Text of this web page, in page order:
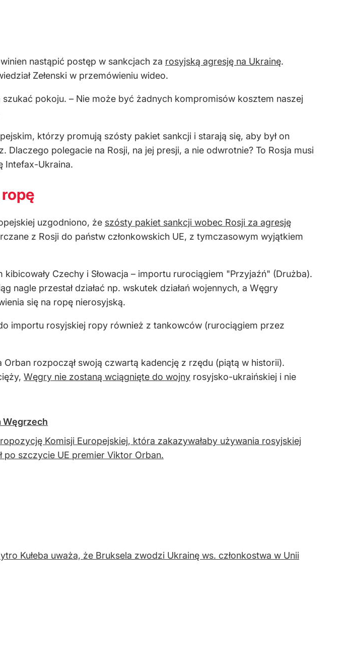
nastąpić postęp w sankcjach za rosyjską agresję na Ukrainę.
Zełenski w przemówieniu wideo.
szukać pokoju. – Nie może być żadnych kompromisów kosztem naszej
którzy promują szósty pakiet sankcji i starają się, aby był on
polegacie na Rosji, na jej presji, a nie odwrotnie? To Rosja musi
Intefax-Ukraina.
uzgodniono, że szósty pakiet sankcji wobec Rosji za agresję
z Rosji do państw członkowskich UE, z tymczasowym wyjątkiem
Czechy i Słowacja – importu rurociągiem "Przyjaźń" (Drużba).
nagle przestał działać np. wskutek działań wojennych, a Węgry
się na ropę nierosyjską.
importu rosyjskiej ropy również z tankowców (rurociągiem przez
rozpoczął swoją czwartą kadencję z rzędu (piątą w historii).
Węgry nie zostaną wciągnięte do wojny rosyjsko-ukraińskiej i nie
Węgrzech
Komisji Europejskiej, która zakazywałaby używania rosyjskiej
po szczycie UE premier Viktor Orban.
Kułeba uważa, że Bruksela zwodzi Ukrainę ws. członkostwa w Unii